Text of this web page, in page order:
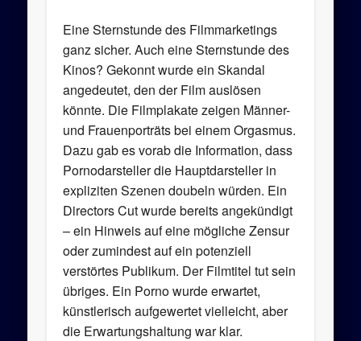
Eine Sternstunde des Filmmarketings
ganz sicher. Auch eine Sternstunde des
Kinos? Gekonnt wurde ein Skandal
angedeutet, den der Film auslösen
könnte. Die Filmplakate zeigen Männer-
und Frauenporträts bei einem Orgasmus.
Dazu gab es vorab die Information, dass
Pornodarsteller die Hauptdarsteller in
expliziten Szenen doubeln würden. Ein
Directors Cut wurde bereits angekündigt
– ein Hinweis auf eine mögliche Zensur
oder zumindest auf ein potenziell
verstörtes Publikum. Der Filmtitel tut sein
übriges. Ein Porno wurde erwartet,
künstlerisch aufgewertet vielleicht, aber
die Erwartungshaltung war klar.